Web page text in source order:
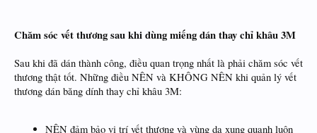
Chăm sóc vết thương sau khi dùng miếng dán thay chỉ khâu 3M
Sau khi đã dán thành công, điều quan trọng nhất là phải chăm sóc vết
thương thật tốt. Những điều NÊN và KHÔNG NÊN khi quản lý vết
thương dán băng dính thay chỉ khâu 3M:
NÊN đảm bảo vị trí vết thương và vùng da xung quanh luôn